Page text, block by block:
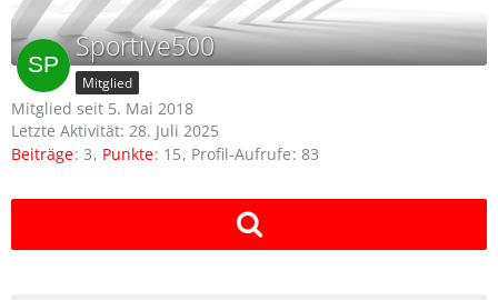
Sportive500
Mitglied
Mitglied seit 5. Mai 2018
Letzte Aktivität: 28. Juli 2025
Beiträge 3 Punkte 15 Profil-Aufrufe 83